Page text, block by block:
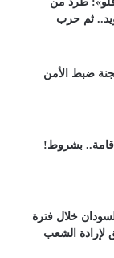
ثم حرب
ضبط الأمن
إقامة.. بشروط!
خلال فترة
لإرادة الشعب